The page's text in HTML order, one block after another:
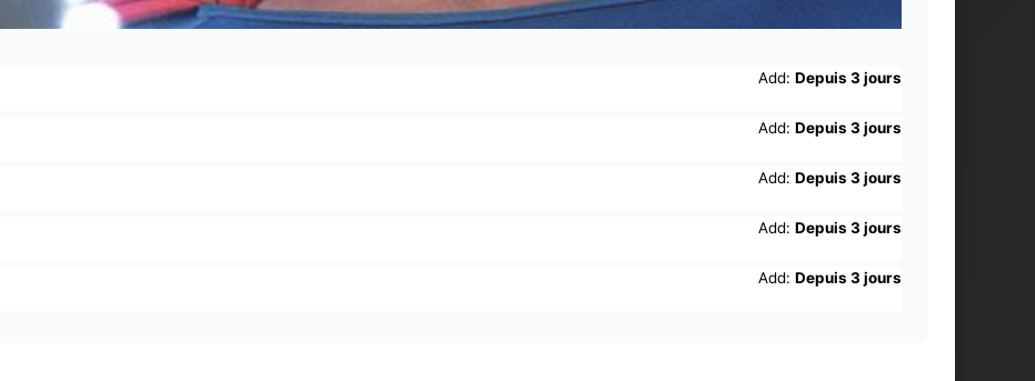
Add: Depuis 3 jours
Add: Depuis 3 jours
Add: Depuis 3 jours
Add: Depuis 3 jours
Add: Depuis 3 jours